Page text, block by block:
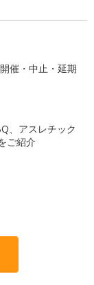
催・中止・延期
、アスレチック
ご紹介